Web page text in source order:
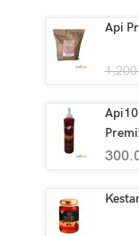
Api
Api10